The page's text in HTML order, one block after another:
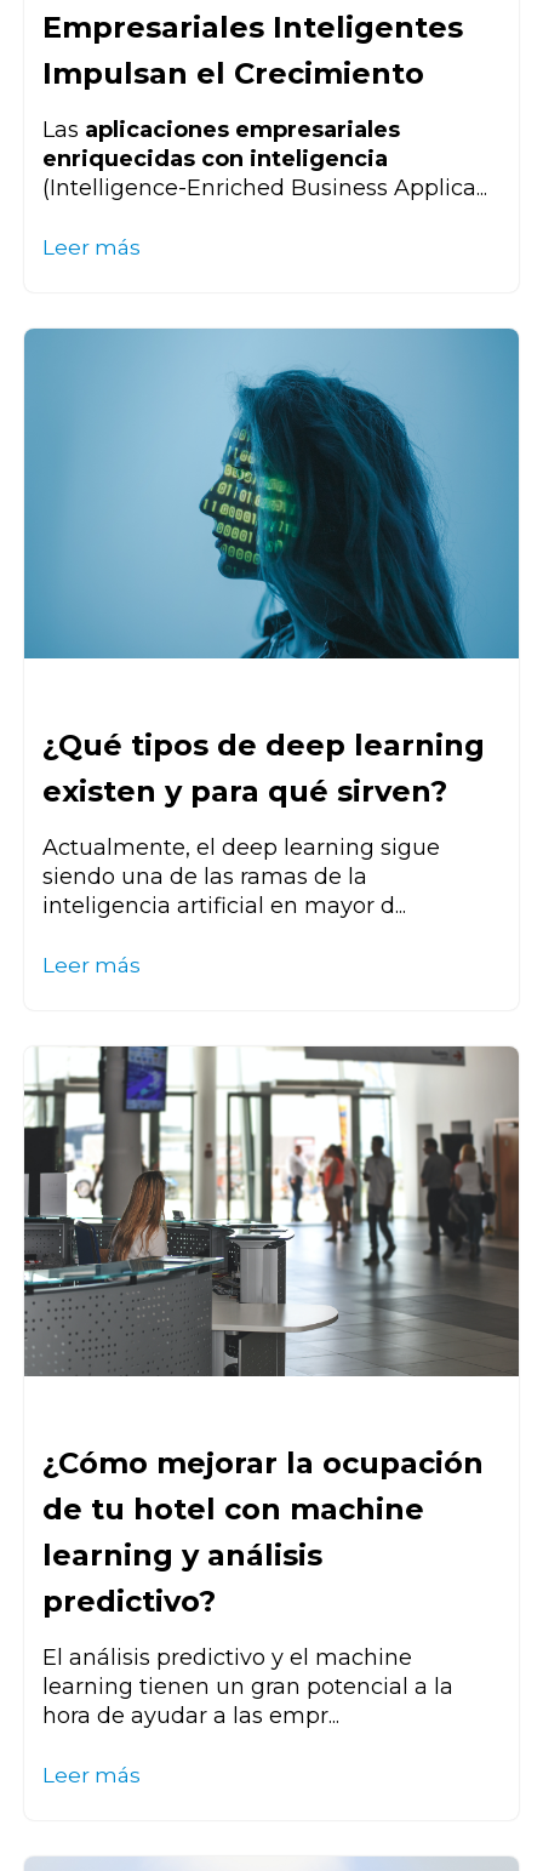
Empresariales Inteligentes
Impulsan el Crecimiento
Las aplicaciones empresariales
enriquecidas con inteligencia
(Intelligence-Enriched Business Applica...
Leer más
¿Qué tipos de deep learning
existen y para qué sirven?
Actualmente, el deep learning sigue
siendo una de las ramas de la
inteligencia artificial en mayor d...
Leer más
¿Cómo mejorar la ocupación
de tu hotel con machine
learning y análisis
predictivo?
El análisis predictivo y el machine
learning tienen un gran potencial a la
hora de ayudar a las empr...
Leer más